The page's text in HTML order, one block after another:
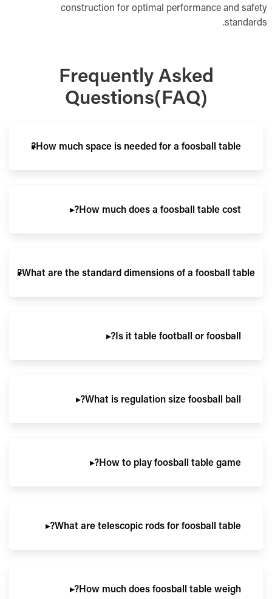
construction for optimal performance and safety
standards.
Frequently Asked
Questions(FAQ)
How much space is needed for a foosball table?
▸
How much does a foosball table cost?
▸
What are the standard dimensions of a foosball table?
▸
Is it table football or foosball?
▸
What is regulation size foosball ball?
▸
How to play foosball table game?
▸
What are telescopic rods for foosball table?
▸
How much does foosball table weigh?
▸